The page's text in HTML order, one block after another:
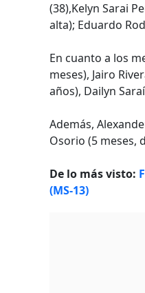
(38),Kelyn Sarai
alta); Eduardo
En cuanto a los
meses), Jairo
años), Dailyn
Además,
Osorio (5 meses,
De lo más visto:
(MS-13)